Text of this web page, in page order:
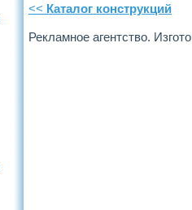
<< Каталог конструкций
Рекламное агентство.